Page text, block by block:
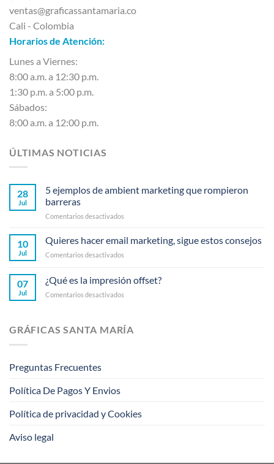
ventas@graficassantamaria.co
Cali - Colombia
Horarios de Atención:
Lunes a Viernes:
8:00 a.m. a 12:30 p.m.
1:30 p.m. a 5:00 p.m.
Sábados:
8:00 a.m. a 12:00 p.m.
ÚLTIMAS NOTICIAS
28
Jul
5 ejemplos de ambient marketing que rompieron
barreras
Comentarios desactivados
ejemplos
ambient
que
barreras
10
Jul
Quieres hacer email marketing, sigue estos consejos
Comentarios desactivados
email
marketing,
consejos
07
Jul
¿Qué es la impresión offset?
Comentarios desactivados
la
impresión
GRÁFICAS SANTA MARÍA
Preguntas Frecuentes
Política De Pagos Y Envios
Política de privacidad y Cookies
Aviso legal